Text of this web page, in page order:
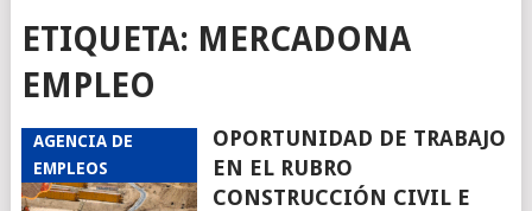
ETIQUETA: MERCADONA
EMPLEO
AGENCIA DE
EMPLEOS
OPORTUNIDAD DE TRABAJO
EN EL RUBRO
CONSTRUCCIÓN CIVIL E